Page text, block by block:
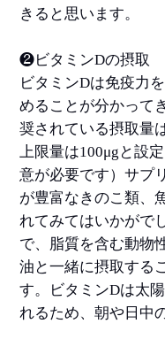
きると思います。
❷ビタミンDの摂取
ビタミンDは免疫力
めることが分かって
奨されている摂取量
上限量は100μgと設
意が必要です）サプ
が豊富なきのこ類、
れてみてはいかがで
で、脂質を含む動物
油と一緒に摂取する
す。ビタミンDは太
れるため、朝や日中